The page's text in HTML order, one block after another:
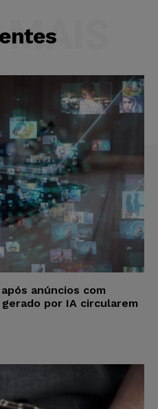
anúncios com
por IA circularem